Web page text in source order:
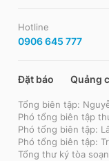
Hotline
0906 645 777
Đặt báo Quảng
Tổng biên tập:
Phó tổng biên tập
Phó tổng biên tập:
Phó tổng biên tập:
Tổng thư ký tòa